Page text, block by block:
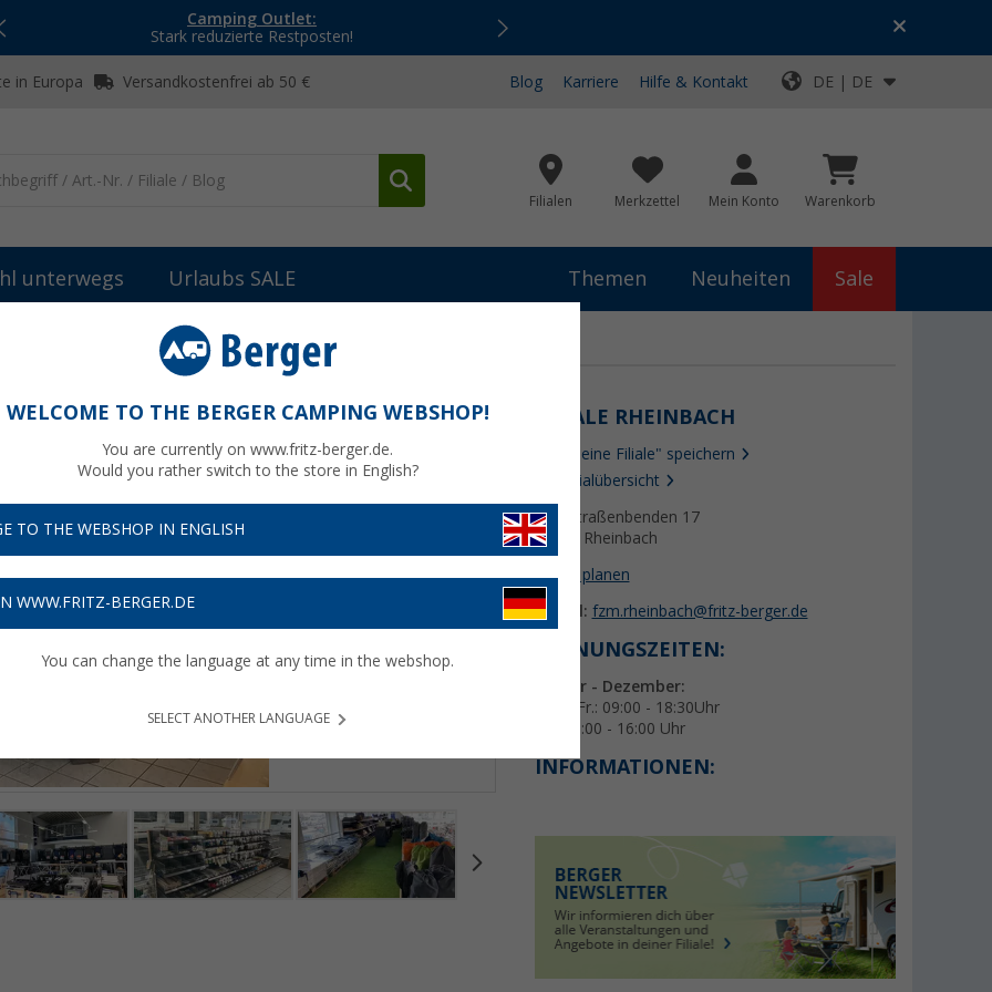
Camping Outlet:
Stark reduzierte Restposten!
Top-Deals für dein Abenteuer!
in Europa Versandkostenfrei ab 50 € Blog Karriere Hilfe & Kontakt DE | DE
Filialen Merkzettel Mein Konto Warenkorb
unterwegs Urlaubs SALE Themen Neuheiten Sale
FILIALE RHEINBACH
Als "Meine Filiale" speichern
Zur Filialübersicht
Heerstraßenbenden 17
53359 Rheinbach
Route planen
E-Mail: fzm.rheinbach@fritz-berger.de
ÖFFNUNGSZEITEN:
Januar - Dezember:
Mo. - Fr.: 09:00 - 18:30Uhr
Sa.: 09:00 - 16:00 Uhr
INFORMATIONEN:
WELCOME TO THE BERGER CAMPING WEBSHOP!
You are currently on www.fritz-berger.de.
Would you rather switch to the store in English?
TO THE WEBSHOP IN ENGLISH
WWW.FRITZ-BERGER.DE
You can change the language at any time in the webshop.
SELECT ANOTHER LANGUAGE